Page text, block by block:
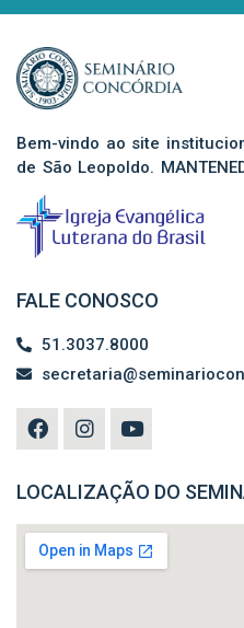
Bem-vindo ao site
de São Leopoldo.
FALE CONOSCO
51.3037.8000
LOCALIZAÇÃO DO